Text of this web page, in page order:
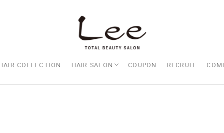
COLLECTION HAIR SALON
Lee大阪店
Lee梅田店
Lee京橋店
Lee堀江店
Lee四ツ橋店
Lee天王寺店
Lee上新庄Vita店
Lee東三国店
Lee布施店
Lee枚方店
HARBOR （ハーバー）
Lee尼崎店
Lee甲子園店
COUPON RECRUIT